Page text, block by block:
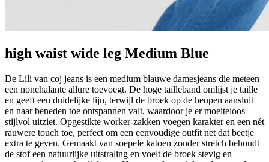
high waist wide leg Medium Blue
De Lili van coj jeans is een medium blauwe damesjeans die meteen
een nonchalante allure toevoegt. De hoge tailleband omlijst je taille
en geeft een duidelijke lijn, terwijl de broek op de heupen aansluit
en naar beneden toe ontspannen valt, waardoor je er moeiteloos
stijlvol uitziet. Opgestikte worker-zakken voegen karakter en een nét
rauwere touch toe, perfect om een eenvoudige outfit net dat beetje
extra te geven. Gemaakt van soepele katoen zonder stretch behoudt
de stof een natuurlijke uitstraling en voelt de broek stevig en